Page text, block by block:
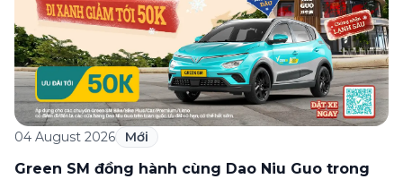
04 August 2026 Mới
Green SM đồng hành cùng Dao Niu Guo trong